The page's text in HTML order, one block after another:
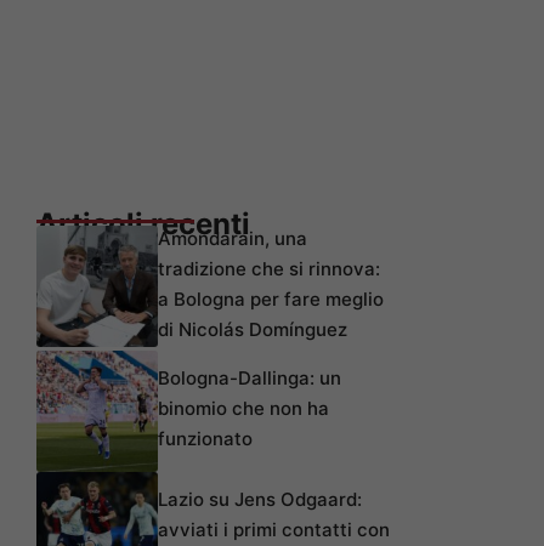
Articoli recenti
Amondarain, una
tradizione che si rinnova:
a Bologna per fare meglio
di Nicolás Domínguez
Bologna-Dallinga: un
binomio che non ha
funzionato
Lazio su Jens Odgaard:
avviati i primi contatti con